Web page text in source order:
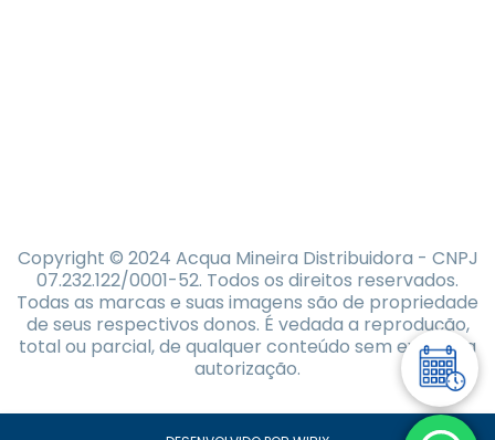
Copyright © 2024 Acqua Mineira Distribuidora - CNPJ
07.232.122/0001-52. Todos os direitos reservados.
Todas as marcas e suas imagens são de propriedade
de seus respectivos donos. É vedada a reprodução,
total ou parcial, de qualquer conteúdo sem expressa
autorização.